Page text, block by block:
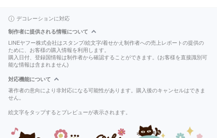
デコレーションに対応
制作者に提供される情報について
LINEヤフー株式会社はスタンプ/絵文字/着せかえ制作者への売上レポートの提供の
ために、お客様の購入情報を利用します。
購入日付、登録国情報は制作者から確認することができます。(お客様を直接識別可
能な情報は含まれません)
対応機能について
著作者の意向により非対応になる可能性があります。購入後のキャンセルはできま
せん。
絵文字をタップするとプレビューが表示されます。